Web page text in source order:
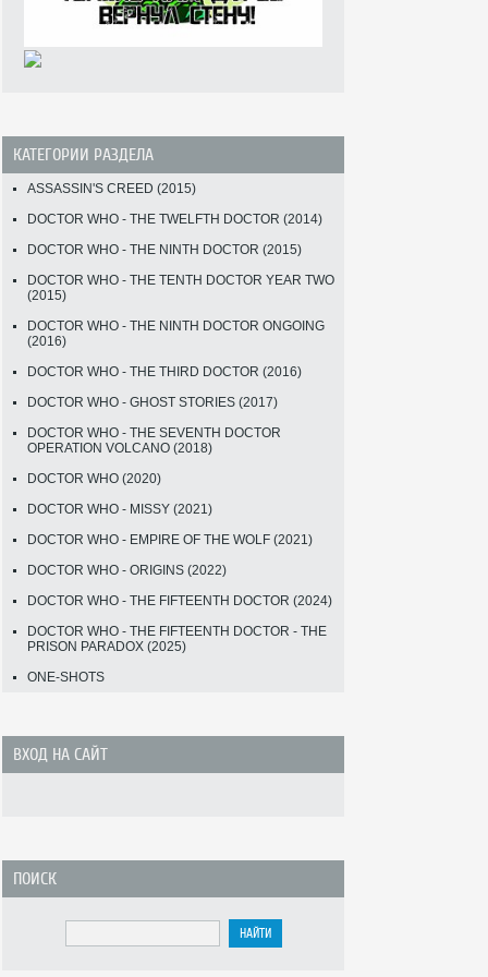
КАТЕГОРИИ РАЗДЕЛА
ASSASSIN'S CREED (2015)
DOCTOR WHO - THE TWELFTH DOCTOR (2014)
DOCTOR WHO - THE NINTH DOCTOR (2015)
DOCTOR WHO - THE TENTH DOCTOR YEAR TWO
(2015)
DOCTOR WHO - THE NINTH DOCTOR ONGOING
(2016)
DOCTOR WHO - THE THIRD DOCTOR (2016)
DOCTOR WHO - GHOST STORIES (2017)
DOCTOR WHO - THE SEVENTH DOCTOR
OPERATION VOLCANO (2018)
DOCTOR WHO (2020)
DOCTOR WHO - MISSY (2021)
DOCTOR WHO - EMPIRE OF THE WOLF (2021)
DOCTOR WHO - ORIGINS (2022)
DOCTOR WHO - THE FIFTEENTH DOCTOR (2024)
DOCTOR WHO - THE FIFTEENTH DOCTOR - THE
PRISON PARADOX (2025)
ONE-SHOTS
ВХОД НА САЙТ
ПОИСК